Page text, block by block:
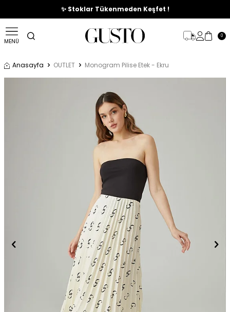
🎉%70'e Varan Büyük Yaz İndirim Başladı !
✨ Stoklar Tükenmeden Keşfet !
MENÜ
0
Anasayfa OUTLET Monogram Pilise Etek - Ekru